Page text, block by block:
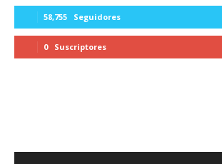
58,755 Seguidores
0 Suscriptores